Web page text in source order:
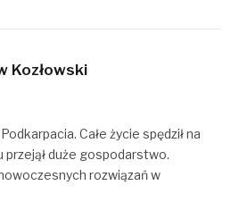
Kozłowski
Całe życie spędził na
przejął duże gospodarstwo.
rozwiązań w